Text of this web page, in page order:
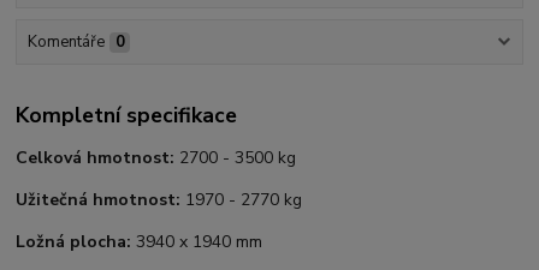
Komentáře 0
Kompletní specifikace
Celková hmotnost: 2700 - 3500 kg
Užitečná hmotnost: 1970 - 2770 kg
Ložná plocha: 3940 x 1940 mm